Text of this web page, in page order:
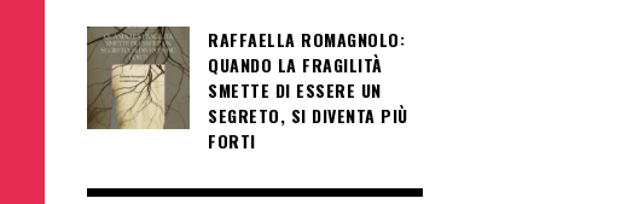
RAFFAELLA ROMAGNOLO:
QUANDO LA FRAGILITÀ
SMETTE DI ESSERE UN
SEGRETO, SI DIVENTA PIÙ
FORTI